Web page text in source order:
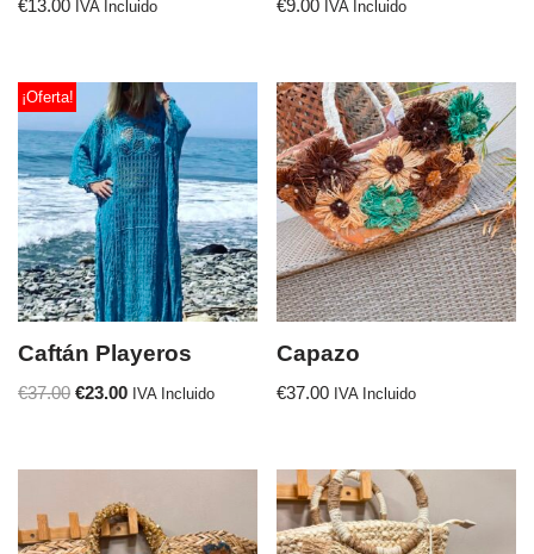
€13.00 IVA Incluido €9.00 IVA Incluido
¡Oferta!
Caftán Playeros
€37.00 €23.00 IVA Incluido
Capazo
€37.00 IVA Incluido